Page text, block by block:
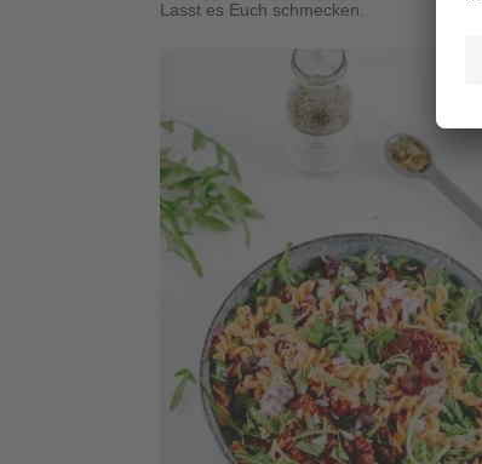
Lasst es Euch schmecken.